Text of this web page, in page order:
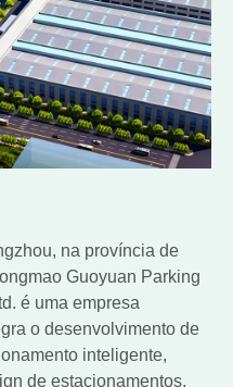
na província de
Guoyuan Parking
é uma empresa
o desenvolvimento de
inteligente,
de estacionamentos,